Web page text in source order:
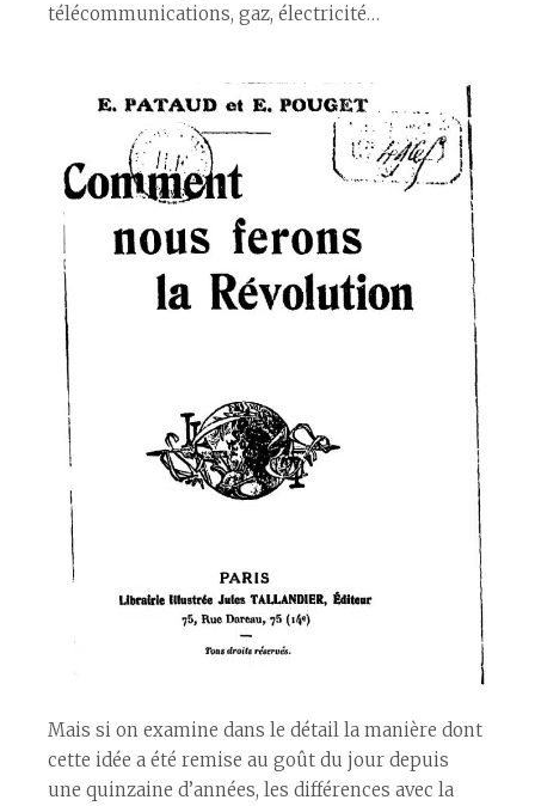
télécommunications, gaz, électricité…
Mais si on examine dans le détail la manière dont
cette idée a été remise au goût du jour depuis
une quinzaine d’années, les différences avec la